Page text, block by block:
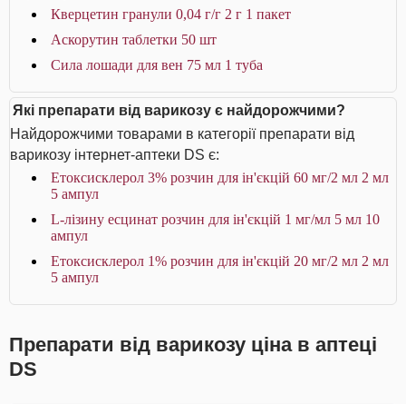
Кверцетин гранули 0,04 г/г 2 г 1 пакет
Аскорутин таблетки 50 шт
Сила лошади для вен 75 мл 1 туба
Які препарати від варикозу є найдорожчими?
Найдорожчими товарами в категорії препарати від
варикозу інтернет-аптеки DS є:
Етоксисклерол 3% розчин для ін'єкцій 60 мг/2 мл 2 мл
5 ампул
L-лізину есцинат розчин для ін'єкцій 1 мг/мл 5 мл 10
ампул
Етоксисклерол 1% розчин для ін'єкцій 20 мг/2 мл 2 мл
5 ампул
Препарати від варикозу ціна в аптеці
DS